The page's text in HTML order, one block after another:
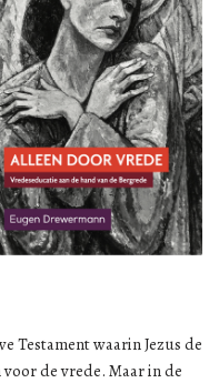
Testament waarin Jezus de
de vrede. Maar in de